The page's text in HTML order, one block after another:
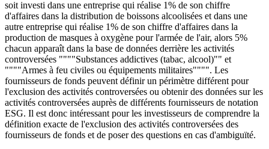
soit investi dans une entreprise qui réalise 1% de son chiffre
d'affaires dans la distribution de boissons alcoolisées et dans une
autre entreprise qui réalise 1% de son chiffre d'affaires dans la
production de masques à oxygène pour l'armée de l'air, alors 5%
chacun apparaît dans la base de données derrière les activités
controversées """"Substances addictives (tabac, alcool)"" et
""""Armes à feu civiles ou équipements militaires"""". Les
fournisseurs de fonds peuvent définir un périmètre différent pour
l'exclusion des activités controversées ou obtenir des données sur les
activités controversées auprès de différents fournisseurs de notation
ESG. Il est donc intéressant pour les investisseurs de comprendre la
définition exacte de l'exclusion des activités controversées des
fournisseurs de fonds et de poser des questions en cas d'ambiguïté.